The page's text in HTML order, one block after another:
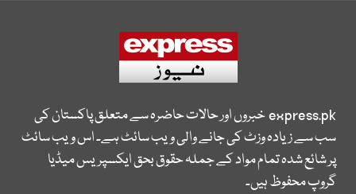
express.pkخبروں اور حالات حاضرہ سے متعلق پاکستان کی
سب سے زیادہ وزٹ کی جانے والی ویب سائٹ ہے۔ اس ویب سائٹ
پر شائع شدہ تمام مواد کے جملہ حقوق بحق ایکسپریس میڈیا
گروپ محفوظ ہیں۔